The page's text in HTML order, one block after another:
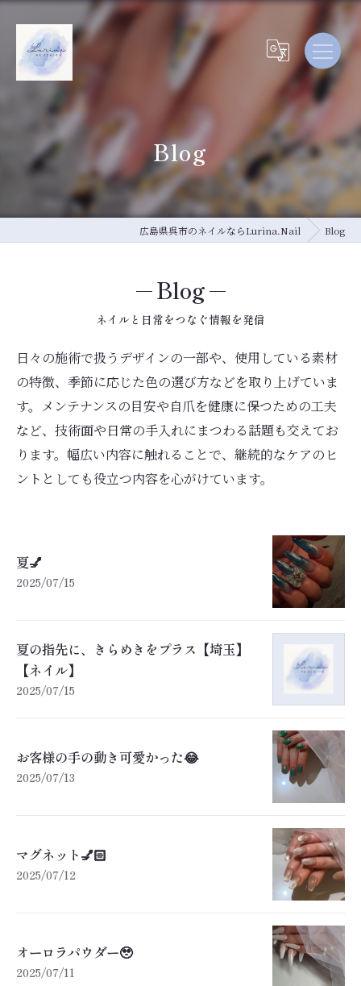
Blog
広島県呉市のネイルならLurina.Nail Blog
Blog
ネイルと日常をつなぐ情報を発信
日々の施術で扱うデザインの一部や、使用している素材
の特徴、季節に応じた色の選び方などを取り上げていま
す。メンテナンスの目安や自爪を健康に保つための工夫
など、技術面や日常の手入れにまつわる話題も交えてお
ります。幅広い内容に触れることで、継続的なケアのヒ
ントとしても役立つ内容を心がけています。
夏💅
2025/07/15
夏の指先に、きらめきをプラス【埼玉】
【ネイル】
2025/07/15
お客様の手の動き可愛かった😂
2025/07/13
マグネット💅🏻
2025/07/12
オーロラパウダー🥹
2025/07/11